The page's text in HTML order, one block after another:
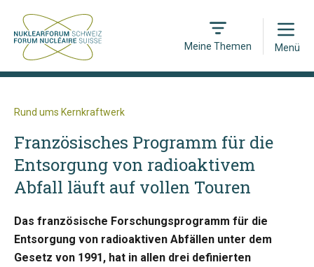
Meine Themen
Open
Menü
Rund ums Kernkraftwerk
Französisches Programm für die
Entsorgung von radioaktivem
Abfall läuft auf vollen Touren
Das französische Forschungsprogramm für die
Entsorgung von radioaktiven Abfällen unter dem
Gesetz von 1991, hat in allen drei definierten